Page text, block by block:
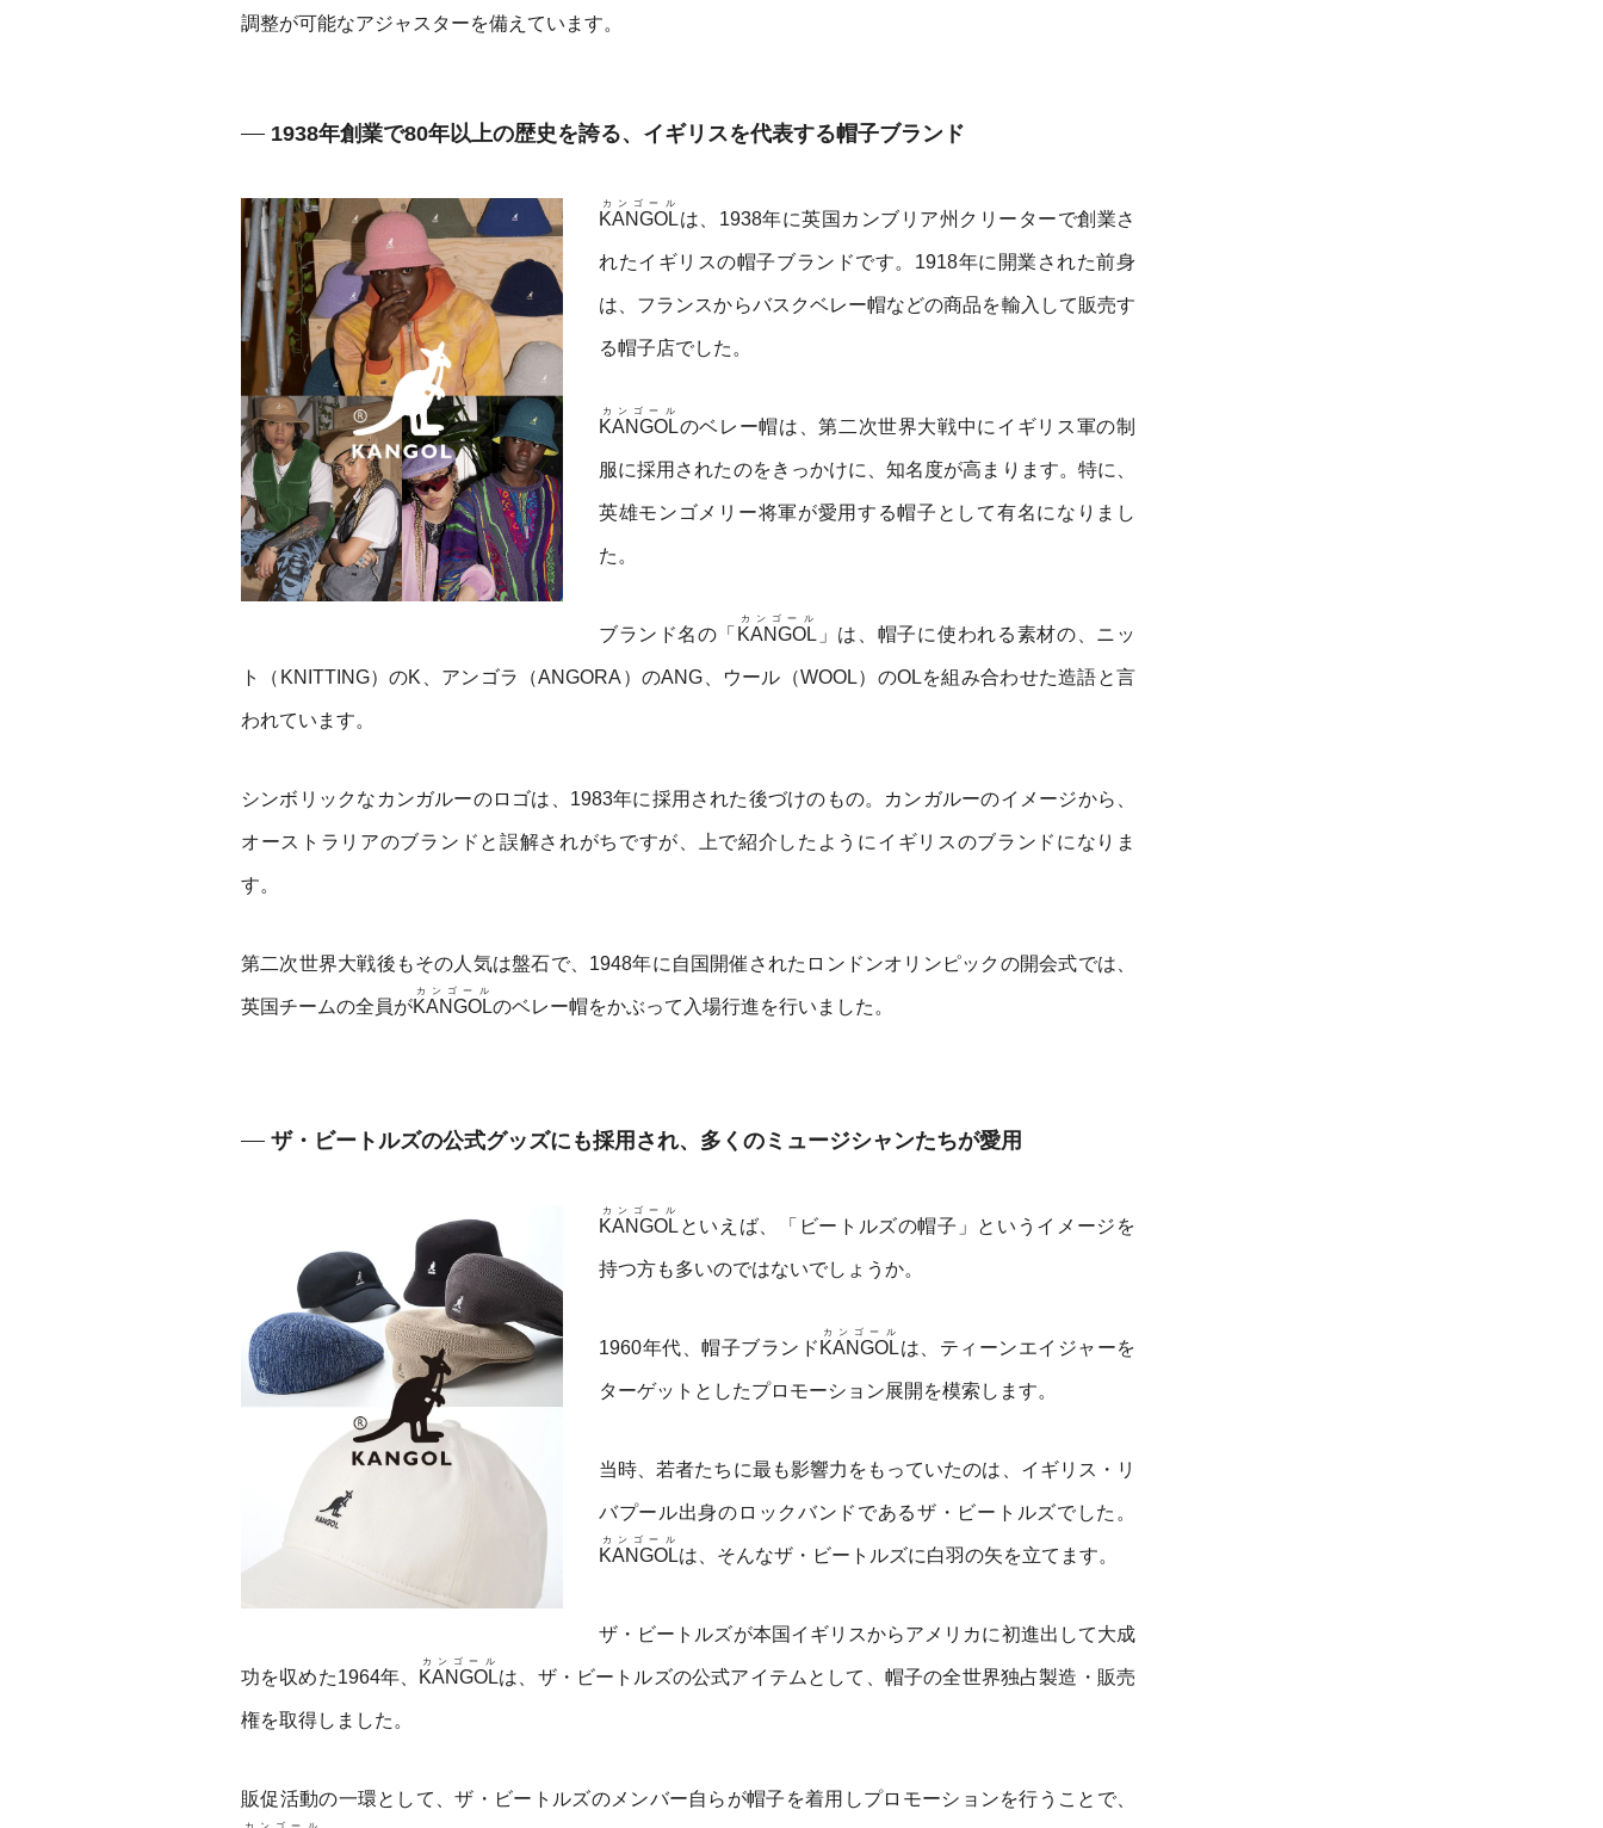
調整が可能なアジャスターを備えています。
1938年創業で80年以上の歴史を誇る、イギリスを代表する帽子ブランド
KANGOL
カンゴール
は、1938年に英国カンブリア州クリーターで創業さ
れたイギリスの帽子ブランドです。1918年に開業された前身
は、フランスからバスクベレー帽などの商品を輸入して販売す
る帽子店でした。
KANGOL
カンゴール
のベレー帽は、第二次世界大戦中にイギリス軍の制
服に採用されたのをきっかけに、知名度が高まります。特に、
英雄モンゴメリー将軍が愛用する帽子として有名になりまし
た。
ブランド名の「 KANGOL
カンゴール
」は、帽子に使われる素材の、ニッ
ト（KNITTING）のK、アンゴラ（ANGORA）のANG、ウール（WOOL）のOLを組み合わせた造語と言
われています。
シンボリックなカンガルーのロゴは、1983年に採用された後づけのもの。カンガルーのイメージから、
オーストラリアのブランドと誤解されがちですが、上で紹介したようにイギリスのブランドになりま
す。
第二次世界大戦後もその人気は盤石で、1948年に自国開催されたロンドンオリンピックの開会式では、
英国チームの全員がKANGOL
カンゴール
のベレー帽をかぶって入場行進を行いました。
ザ・ビートルズの公式グッズにも採用され、多くのミュージシャンたちが愛用
KANGOL
カンゴール
といえば、「ビートルズの帽子」というイメージを
持つ方も多いのではないでしょうか。
1960年代、帽子ブランド KANGOL
カンゴール
は、ティーンエイジャーを
ターゲットとしたプロモーション展開を模索します。
当時、若者たちに最も影響力をもっていたのは、イギリス・リ
バプール出身のロックバンドであるザ・ビートルズでした。
KANGOL
カンゴール
は、そんなザ・ビートルズに白羽の矢を立てます。
ザ・ビートルズが本国イギリスからアメリカに初進出して大成
功を収めた1964年、 KANGOL
カンゴール
は、ザ・ビートルズの公式アイテムとして、帽子の全世界独占製造・販売
権を取得しました。
販促活動の一環として、ザ・ビートルズのメンバー自らが帽子を着用しプロモーションを行うことで、